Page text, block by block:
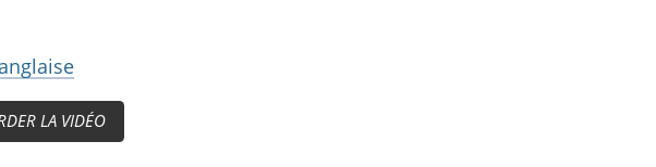
LA VIDÉO